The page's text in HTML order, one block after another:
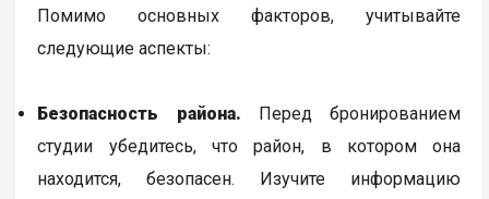
Помимо основных факторов, учитывайте
следующие аспекты:
Безопасность района. Перед бронированием
студии убедитесь, что район, в котором она
находится, безопасен. Изучите информацию